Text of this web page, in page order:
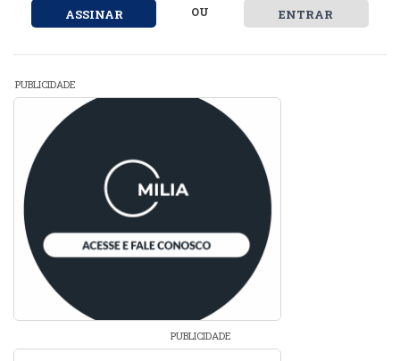
ASSINAR OU ENTRAR
PUBLICIDADE
PUBLICIDADE